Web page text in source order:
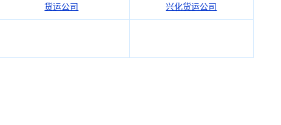
货运公司
兴化货运公司